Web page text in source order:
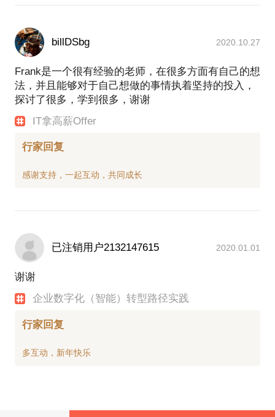
billDSbg 2020.10.27
Frank是一个很有经验的老师，在很多方面有自己的想
法，并且能够对于自己想做的事情执着坚持的投入，
探讨了很多，学到很多，谢谢
IT拿高薪Offer
行家回复
已注销用户2132147615 2020.01.01
谢谢
企业数字化（智能）转型路径实践
行家回复